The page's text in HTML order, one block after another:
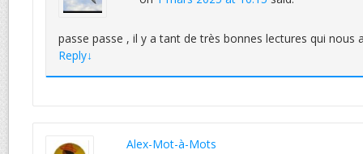
passe passe , il y a tant de très bonnes lectures qui nous
Reply↓
Alex-Mot-à-Mots